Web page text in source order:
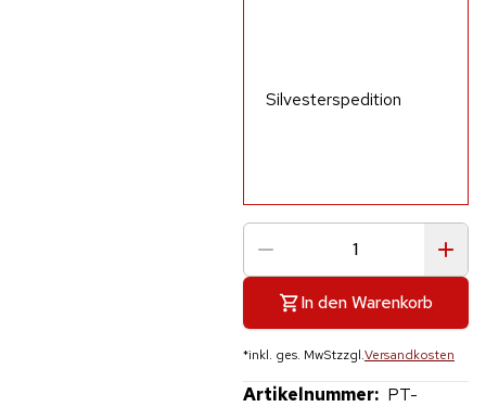
Silvesterspedition
In den Warenkorb
*inkl. ges. MwStzzgl.Versandkosten
Artikelnummer: PT-